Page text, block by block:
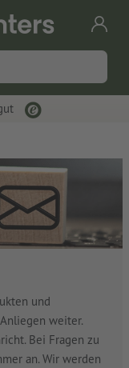
und
weiter.
Bei Fragen zu
an. Wir werden